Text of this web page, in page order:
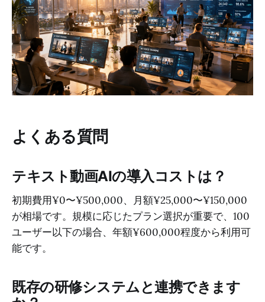
よくある質問
テキスト動画AIの導入コストは？
初期費用¥0〜¥500,000、月額¥25,000〜¥150,000
が相場です。規模に応じたプラン選択が重要で、100
ユーザー以下の場合、年額¥600,000程度から利用可
能です。
既存の研修システムと連携できます